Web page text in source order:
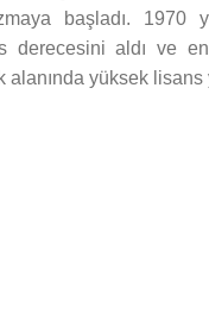
başladı. 1970
derecesini aldı ve
alanında yüksek lisans